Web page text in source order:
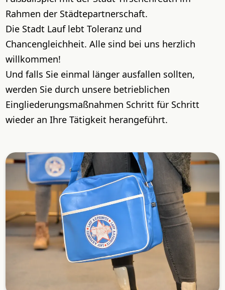
Rahmen der Städtepartnerschaft.
Die Stadt Lauf lebt Toleranz und
Chancengleichheit. Alle sind bei uns herzlich
willkommen!
Und falls Sie einmal länger ausfallen sollten,
werden Sie durch unsere betrieblichen
Eingliederungsmaßnahmen Schritt für Schritt
wieder an Ihre Tätigkeit herangeführt.